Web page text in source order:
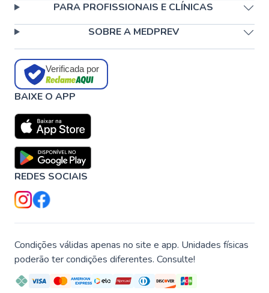
PARA PROFISSIONAIS E CLÍNICAS
SOBRE A MEDPREV
Verificada por
BAIXE O APP
REDES SOCIAIS
Condições válidas apenas no site e app. Unidades físicas
poderão ter condições diferentes. Consulte!